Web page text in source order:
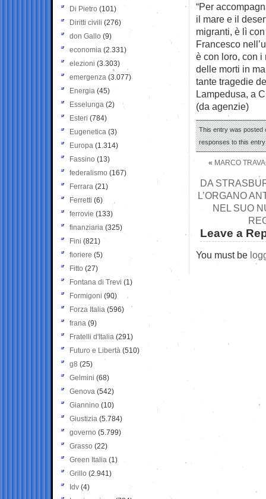
“Per
il mare e il
migranti, è lì
Francesco
è con loro, con i
delle morti in
tante tragedie
Lampedusa, a
(da agenzie)
This entry was posted
responses to this
« MARCO
DA
L’ORGANO
NEL SUO
Leave a
You must be
Di Pietro (101)
Diritti civili (276)
don Gallo (9)
economia (2.331)
elezioni (3.303)
emergenza (3.077)
Energia (45)
Esselunga (2)
Esteri (784)
Eugenetica (3)
Europa (1.314)
Fassino (13)
federalismo (167)
Ferrara (21)
Ferretti (6)
ferrovie (133)
finanziaria (325)
Fini (821)
fioriere (5)
Fitto (27)
Fontana di Trevi (1)
Formigoni (90)
Forza Italia (596)
frana (9)
Fratelli d'Italia (291)
Futuro e Libertà (510)
g8 (25)
Gelmini (68)
Genova (542)
Giannino (10)
Giustizia (5.784)
governo (5.799)
Grasso (22)
Green Italia (1)
Grillo (2.941)
Idv (4)